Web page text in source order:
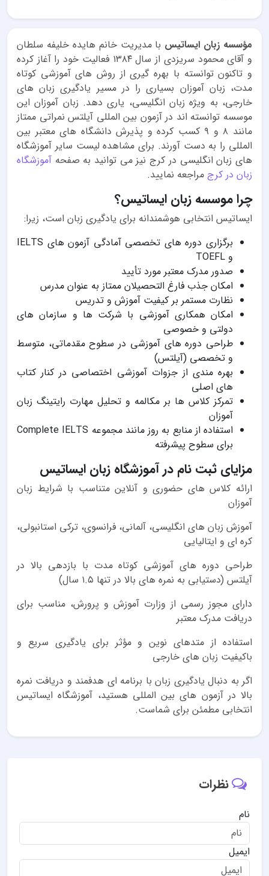
مؤسسه زبان ایساتیس با مدیریت خانم هایده خلیفه سلطان
و آقای محمود سریزدی از سال ۱۳۸۴ فعالیت خود را آغاز کرده
و تاکنون توانسته با بهره گیری از روش های آموزشی کوتاه
مدت، زبان آموزان بسیاری را در مسیر یادگیری زبان های
خارجی، به ویژه زبان انگلیسی، یاری دهد. زبان آموزان این
موسسه توانسته اند در آزمون بین المللی آیلتس نمراتی ممتاز
مانند ۸ و ۹ کسب کرده و پذیرش دانشگاه های معتبر بین
المللی را به دست آورند. برای مشاهده لیست سایر آموزشگاه
های زبان انگلیسی در کرج نیز می توانید به صفحه آموزشگاه
زبان در کرج مراجعه نمایید.
چرا موسسه زبان ایساتیس؟
ایساتیس انتخابی هوشمندانه برای یادگیری زبان است، زیرا:
برگزاری دوره های تخصصی آمادگی آزمون های IELTS
و TOEFL
صدور مدرک معتبر مورد تأیید
امکان جذب فارغ التحصیلان ممتاز به عنوان مدرس
نظارت مستمر بر کیفیت آموزش و تدریس
امکان همکاری آموزشی با شرکت ها و سازمان های
دولتی و خصوصی
طراحی دوره های آموزشی در سطوح مقدماتی، متوسط
و تخصصی (آیلتس)
بهره مندی از جزوات آموزشی اختصاصی در کنار کتاب
های اصلی
تمرکز کلاس ها بر مکالمه و تحلیل مهارت رایتینگ زبان
آموزان
استفاده از منابع به روز مانند مجموعه Complete IELTS
برای سطوح پیشرفته
مزایای ثبت نام در آموزشگاه زبان ایساتیس
ارائه کلاس های حضوری و آنلاین متناسب با شرایط زبان
آموزان
آموزش زبان های انگلیسی، آلمانی، فرانسوی، ترکی استانبولی،
کره ای و ایتالیایی
طراحی دوره های آموزشی کوتاه مدت با بازدهی بالا در
آیلتس (دستیابی به نمره های بالا در تنها ۱.۵ سال)
دارای مجوز رسمی از وزارت آموزش و پرورش، مناسب برای
دریافت مدرک معتبر
استفاده از متدهای نوین و مؤثر برای یادگیری سریع و
باکیفیت زبان های خارجی
اگر به دنبال یادگیری زبان با برنامه ای هدفمند و دریافت نمره
بالا در آزمون های بین المللی هستید، آموزشگاه ایساتیس
انتخابی مطمئن برای شماست.
نظرات
نام
ایمیل